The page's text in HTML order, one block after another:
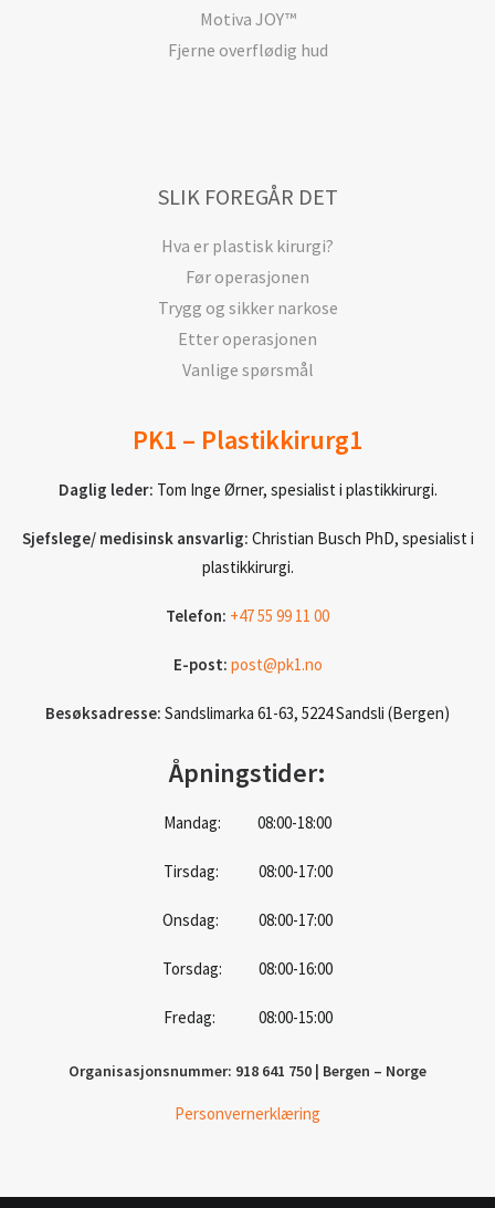
Motiva JOY™
Fjerne overflødig hud
SLIK FOREGÅR DET
Hva er plastisk kirurgi?
Før operasjonen
Trygg og sikker narkose
Etter operasjonen
Vanlige spørsmål
PK1 – Plastikkirurg1
Daglig leder: Tom Inge Ørner, spesialist i plastikkirurgi.
Sjefslege/ medisinsk ansvarlig: Christian Busch PhD, spesialist i
plastikkirurgi.
Telefon: +47 55 99 11 00
E-post: post@pk1.no
Besøksadresse: Sandslimarka 61-63, 5224 Sandsli (Bergen)
Åpningstider:
Mandag: 08:00-18:00
Tirsdag: 08:00-17:00
Onsdag: 08:00-17:00
Torsdag: 08:00-16:00
Fredag: 08:00-15:00
Organisasjonsnummer: 918 641 750 | Bergen – Norge
Personvernerklæring